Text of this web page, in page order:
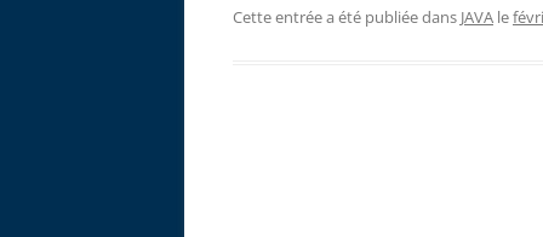
Cette entrée a été publiée dans JAVA le